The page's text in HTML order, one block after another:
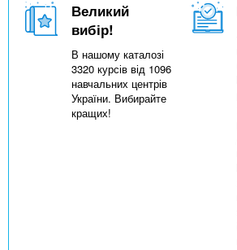
Великий
вибір!
В нашому каталозі
3320 курсів від 1096
навчальних центрів
України. Вибирайте
кращих!